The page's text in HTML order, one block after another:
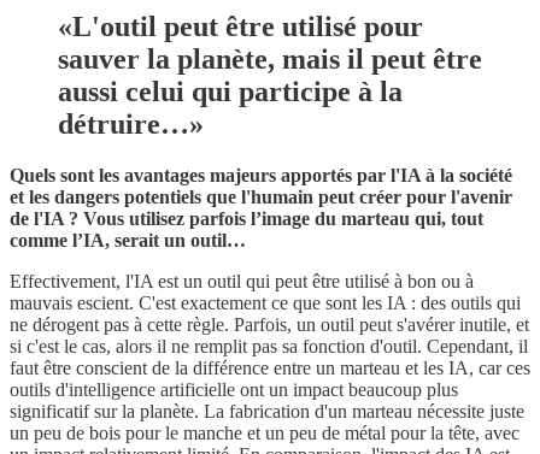
«L'outil peut être utilisé pour
sauver la planète, mais il peut être
aussi celui qui participe à la
détruire…»
Quels sont les avantages majeurs apportés par l'IA à la société
et les dangers potentiels que l'humain peut créer pour l'avenir
de l'IA ? Vous utilisez parfois l’image du marteau qui, tout
comme l’IA, serait un outil…
Effectivement, l'IA est un outil qui peut être utilisé à bon ou à
mauvais escient. C'est exactement ce que sont les IA : des outils qui
ne dérogent pas à cette règle. Parfois, un outil peut s'avérer inutile, et
si c'est le cas, alors il ne remplit pas sa fonction d'outil. Cependant, il
faut être conscient de la différence entre un marteau et les IA, car ces
outils d'intelligence artificielle ont un impact beaucoup plus
significatif sur la planète. La fabrication d'un marteau nécessite juste
un peu de bois pour le manche et un peu de métal pour la tête, avec